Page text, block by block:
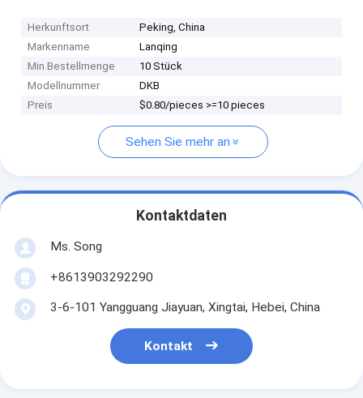
Herkunftsort
Peking, China
Markenname
Lanqing
Min Bestellmenge
10 Stück
Modellnummer
DKB
Preis
$0.80/pieces >=10 pieces
Sehen Sie mehr an
Kontaktdaten
Ms. Song
+8613903292290
3-6-101 Yangguang Jiayuan, Xingtai, Hebei, China
Kontakt